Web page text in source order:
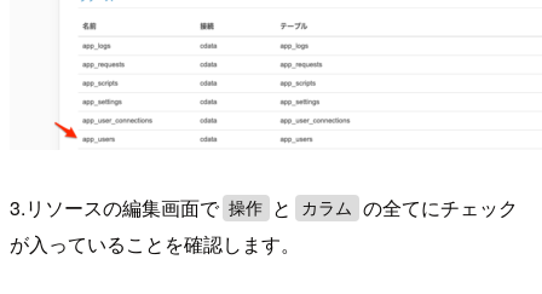
3.リソースの編集画面で 操作 と カラム
の全てにチェック
が入っていることを確認します。